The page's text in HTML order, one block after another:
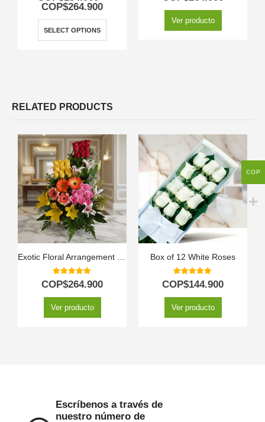
COP$264.900
SELECT OPTIONS
Ver producto
RELATED PRODUCTS
Exotic Floral Arrangement Paradise
5.00out of 5
COP$264.900
Ver producto
Box of 12 White Roses
5.00out of 5
COP$144.900
Ver producto
Escríbenos a través de
nuestro número de
COP